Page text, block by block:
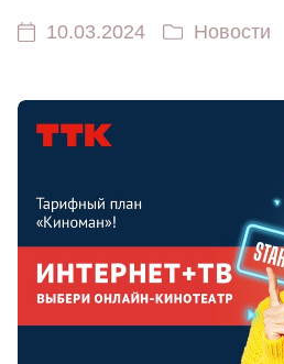
10.03.2024 Новости